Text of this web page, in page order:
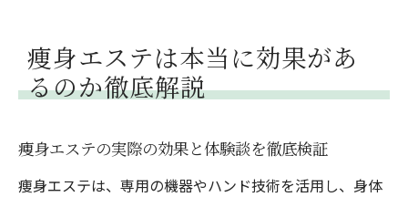
痩身エステは本当に効果があ
るのか徹底解説
痩身エステの実際の効果と体験談を徹底検証
痩身エステは、専用の機器やハンド技術を活用し、身体